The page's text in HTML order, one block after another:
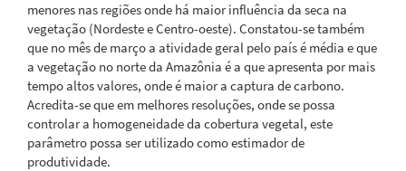
menores nas regiões onde há maior influência da seca na
vegetação (Nordeste e Centro-oeste). Constatou-se também
que no mês de março a atividade geral pelo país é média e que
a vegetação no norte da Amazônia é a que apresenta por mais
tempo altos valores, onde é maior a captura de carbono.
Acredita-se que em melhores resoluções, onde se possa
controlar a homogeneidade da cobertura vegetal, este
parâmetro possa ser utilizado como estimador de
produtividade.